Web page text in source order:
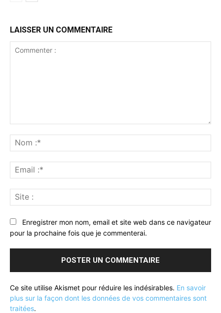
LAISSER UN COMMENTAIRE
:*
:*
:
Enregistrer mon nom, email et site web dans ce navigateur
pour la prochaine fois que je commenterai.
Ce site utilise Akismet pour réduire les indésirables. En savoir
plus sur la façon dont les données de vos commentaires sont
traitées.